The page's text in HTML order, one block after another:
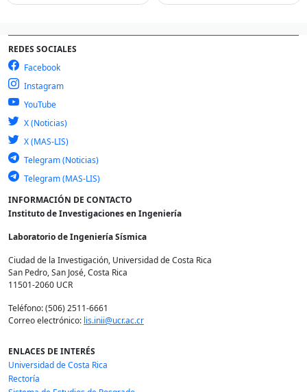
REDES SOCIALES
Facebook
Instagram
YouTube
X (Noticias)
X (MAS-LIS)
Telegram (Noticias)
Telegram (MAS-LIS)
INFORMACIÓN DE CONTACTO
Instituto de Investigaciones en Ingeniería
Laboratorio de Ingeniería Sísmica
Ciudad de la Investigación, Universidad de Costa Rica
San Pedro, San José, Costa Rica
11501-2060 UCR
Teléfono: (506) 2511-6661
Correo electrónico: lis.inii@ucr.ac.cr
ENLACES DE INTERÉS
Universidad de Costa Rica
Rectoría